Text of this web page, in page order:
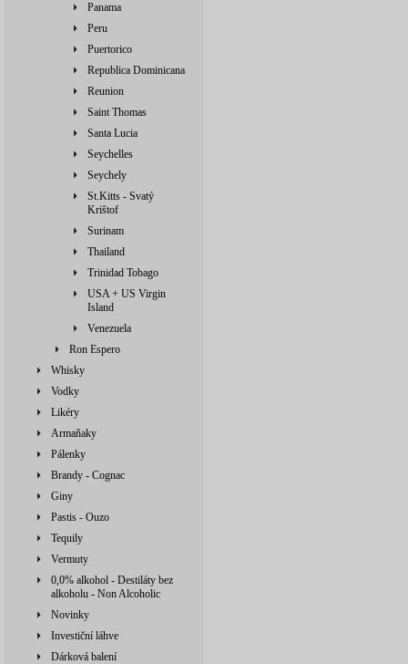
Panama
Peru
Puertorico
Republica Dominicana
Reunion
Saint Thomas
Santa Lucia
Seychelles
Seychely
St.Kitts - Svatý
Krištof
Surinam
Thailand
Trinidad Tobago
USA + US Virgin
Island
Venezuela
Ron Espero
Whisky
Vodky
Likéry
Armaňaky
Pálenky
Brandy - Cognac
Giny
Pastis - Ouzo
Tequily
Vermuty
0,0% alkohol - Destiláty bez
alkoholu - Non Alcoholic
Novinky
Investiční láhve
Dárková balení